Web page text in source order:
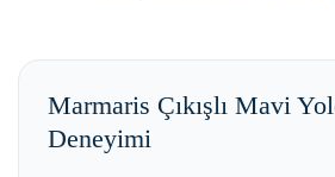
Marmaris Çıkışlı Mavi
Deneyimi